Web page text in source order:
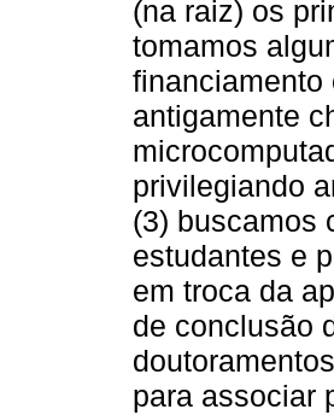
(na raiz) os
tomamos
financiamento
antigamente
privilegiando
(3) buscamos
estudantes e
em troca da
de conclusão
para associar